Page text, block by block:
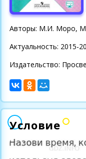
Авторы: М.И. Моро,
Актуальность: 2015-
Издательство:
Условие